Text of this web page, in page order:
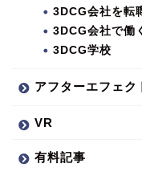
3DCG会社を転
3DCG会社で働
3DCG学校
アフターエフェク
VR
有料記事